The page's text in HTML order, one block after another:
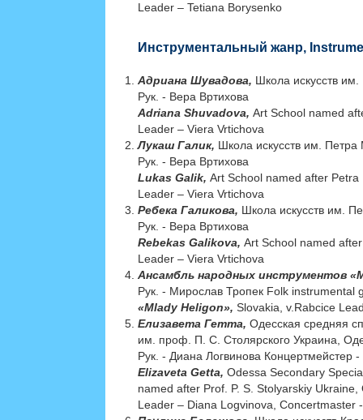
Leader – Tetiana Borysenko
Инструментальный жанр,
Адриана Шувадова, Школа искусств
Рук. - Вера Вртихова
Adriana Shuvadova, Art School named
Leader – Viera Vrtichova
Лукаш Галик, Школа искусств им.
Рук. - Вера Вртихова
Lukas Galik, Art School named after
Leader – Viera Vrtichova
Ребека Галикова, Школа искусств им.
Рук. - Вера Вртихова
Rebekas Galikova, Art School named
Leader – Viera Vrtichova
Ансамбль народных инструментов
Рук. - Мирослав Тропек Folk instrumental
«Mlady Heligon», Slovakia, v.Rabcice
Елизавета Гетта, Одесская средняя
им. проф. П. С. Столярского Украина,
Рук. - Диана Логвинова Концертмейстер
Elizaveta Getta, Odessa Secondary
named after Prof. P. S. Stolyarskiy Ukraine,
Leader – Diana Logvinova, Сoncertmaster